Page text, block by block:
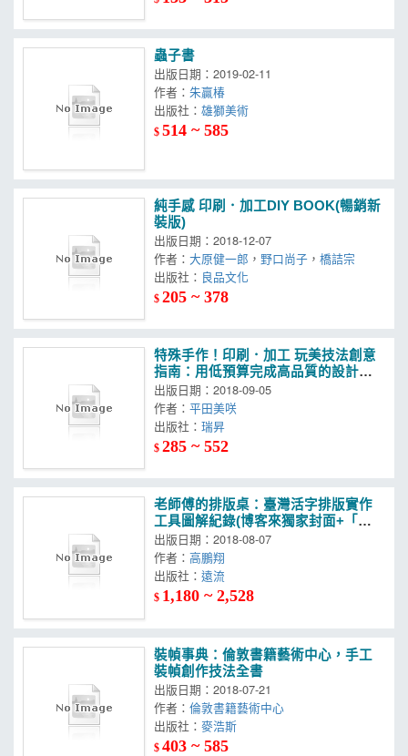
蟲子書
出版日期：2019-02-11
作者：朱贏椿
出版社：
$514 ~ 585
純手感 印刷．加工DIY BOOK(暢銷新
裝版)
出版日期：2018-12-07
作者：大原健一郎 ， 野口尚子 ，橋詰宗
出版社：
$205 ~ 378
特殊手作！印刷．加工 玩美技法創意
指南：用低預算完成高品質的設計，
手創文藝工作者和同人誌創作者不可
或缺的一本基礎入門書
出版日期：2018-09-05
作者：平田美咲
出版社：
$285 ~ 552
老師傅的排版桌：臺灣活字排版實作
工具圖解紀錄(博客來獨家封面+「歲
月靜好」鉛字，加贈活印圖版)
出版日期：2018-08-07
作者：高鵬翔
出版社：
$ 1,180 ~ 2,528
裝幀事典：倫敦書籍藝術中心，手工
裝幀創作技法全書
出版日期：2018-07-21
作者：倫敦書籍藝術中心
出版社：
$403 ~ 585